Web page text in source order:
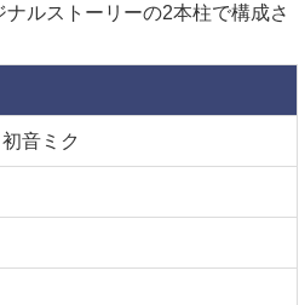
ルストーリーの2本柱で構成さ
音ミク